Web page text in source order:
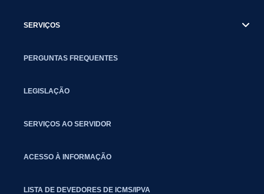
SERVIÇOS
PERGUNTAS FREQUENTES
LEGISLAÇÃO
SERVIÇOS AO SERVIDOR
ACESSO À INFORMAÇÃO
LISTA DE DEVEDORES DE ICMS/IPVA